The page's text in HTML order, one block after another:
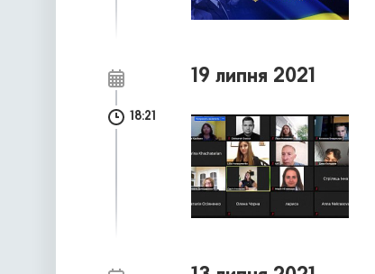
19 липня 2021
18:21